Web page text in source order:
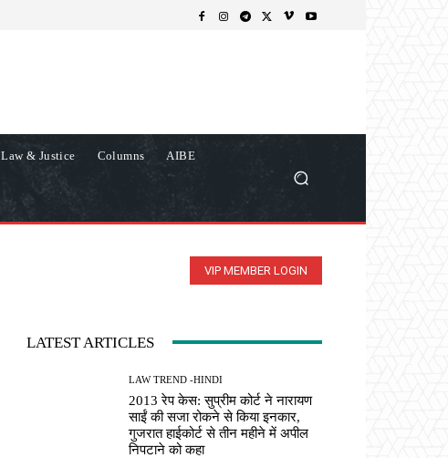
Law & Justice Columns AIBE
VIP MEMBER LOGIN
LATEST ARTICLES
LAW TREND -HINDI
2013 रेप केस: सुप्रीम कोर्ट ने नारायण
साईं की सजा रोकने से किया इनकार,
गुजरात हाईकोर्ट से तीन महीने में अपील
निपटाने को कहा